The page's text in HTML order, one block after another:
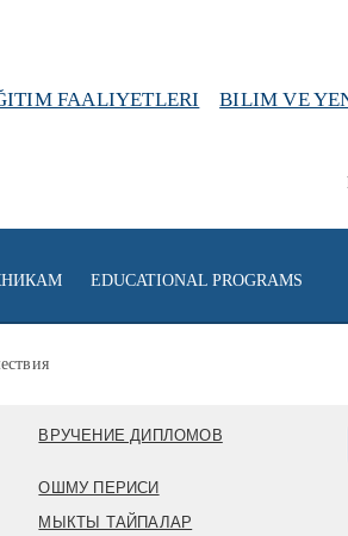
FAALIYETLERI BILIM VE
EDUCATIONAL PROGRAMS
ВРУЧЕНИЕ ДИПЛОМОВ
ОШМУ ПЕРИСИ
МЫКТЫ ТАЙПАЛАР